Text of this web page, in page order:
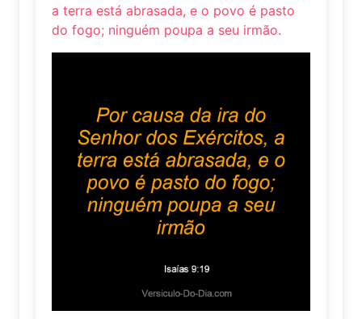
a terra está abrasada, e o povo é pasto
do fogo; ninguém poupa a seu irmão.